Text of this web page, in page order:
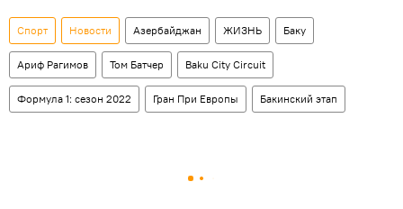
Спорт Новости Азербайджан ЖИЗНЬ Баку
Ариф Рагимов Том Батчер Baku City Circuit
Формула 1: сезон 2022 Гран При Европы Бакинский этап